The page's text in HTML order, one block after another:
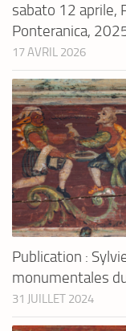
sabato 12 aprile,
Ponteranica,
17 AVRIL 2026
Publication :
monumentales
31 JUILLET 2024